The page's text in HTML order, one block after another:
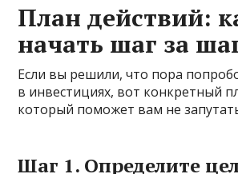
План действий:
начать шаг за
Если вы решили, что пора
в инвестициях, вот конкретный
который поможет вам не
Шаг 1. Определите